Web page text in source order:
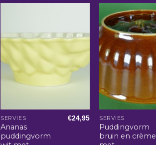
SERVIES
Ananas
puddingvorm
€24,95 SERVIES
Puddingvorm
bruin en crème